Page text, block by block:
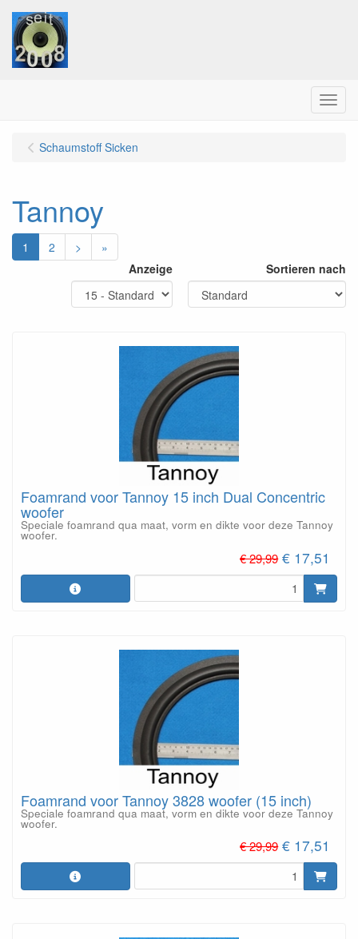
Menu
Schaumstoff Sicken
Tannoy
1 2 >
»
Anzeige
Sortieren nach
Foamrand voor Tannoy 15 inch Dual Concentric
woofer
Speciale foamrand qua maat, vorm en dikte voor deze Tannoy
woofer.
€ 29,99 € 17,51
Foamrand voor Tannoy 3828 woofer (15 inch)
Speciale foamrand qua maat, vorm en dikte voor deze Tannoy
woofer.
€ 29,99 € 17,51